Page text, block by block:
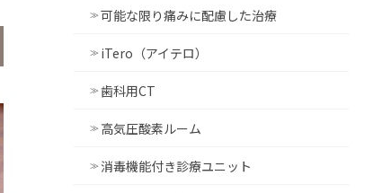
可能な限り痛みに配慮した治療
iTero（アイテロ）
歯科用CT
高気圧酸素ルーム
消毒機能付き診療ユニット